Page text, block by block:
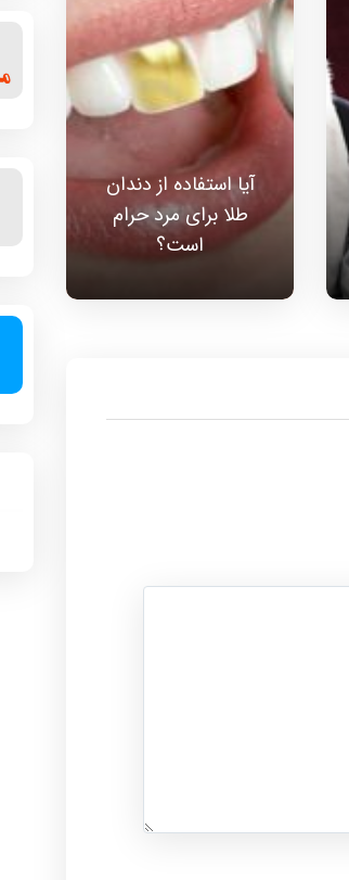
آیا استفاده از دندان
طلا برای مرد حرام
است؟